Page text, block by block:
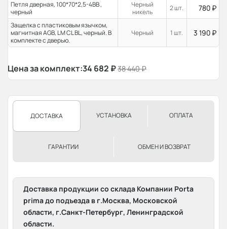
Петля дверная, 100*70*2,5-4ВВ ,
черный
Черный
никель
2 шт. 780 ₽
Защелка с пластиковым язычком,
магнитная AGB, LM CL BL, черный. В
комплекте с дверью.
Черный 1 шт. 3 190 ₽
Цена за комплект:34 682 ₽38 440₽
ДОСТАВКА УСТАНОВКА ОПЛАТА
ГАРАНТИИ ОБМЕН И ВОЗВРАТ
Доставка продукции со склада Компании Porta
prima до подъезда в г.Москва, Московской
области, г.Санкт-Петербург, Ленинградской
области.